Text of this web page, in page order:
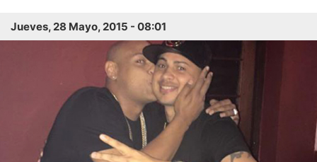
Jueves, 28 Mayo, 2015 - 08:01